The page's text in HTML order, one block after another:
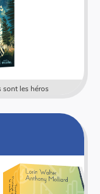
sont les héros